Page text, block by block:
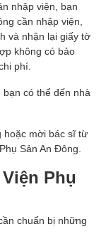
nhập viện, bạn
cần nhập viện,
và nhận lại giấy tờ
không có bảo
phí.
có thể đến nhà
hoặc mời bác sĩ từ
Sản An Đông.
Phụ
chuẩn bị những